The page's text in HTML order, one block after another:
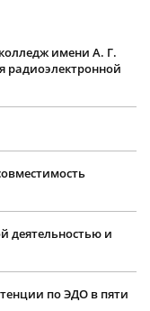
имени А. Г.
радиоэлектронной
деятельностью и
по ЭДО в пяти